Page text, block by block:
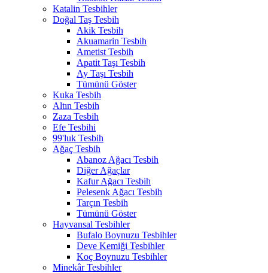
Katalin Tesbihler
Doğal Taş Tesbih
Akik Tesbih
Akuamarin Tesbih
Ametist Tesbih
Apatit Taşı Tesbih
Ay Taşı Tesbih
Tümünü Göster
Kuka Tesbih
Altın Tesbih
Zaza Tesbih
Efe Tesbihi
99'luk Tesbih
Ağaç Tesbih
Abanoz Ağacı Tesbih
Diğer Ağaçlar
Kafur Ağacı Tesbih
Pelesenk Ağacı Tesbih
Tarçın Tesbih
Tümünü Göster
Hayvansal Tesbihler
Bufalo Boynuzu Tesbihler
Deve Kemiği Tesbihler
Koç Boynuzu Tesbihler
Minekâr Tesbihler